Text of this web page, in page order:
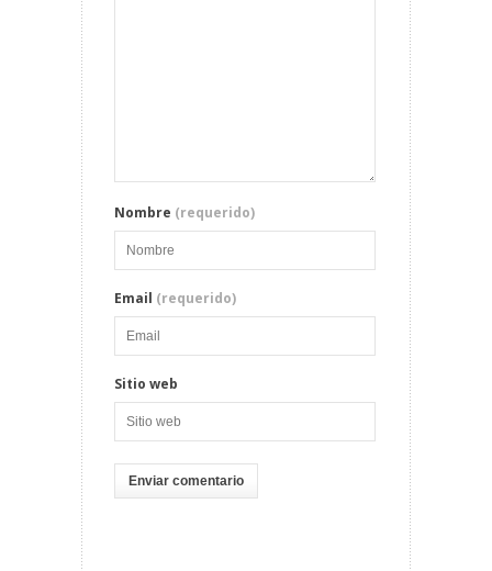
Nombre (requerido)
Email (requerido)
Sitio web